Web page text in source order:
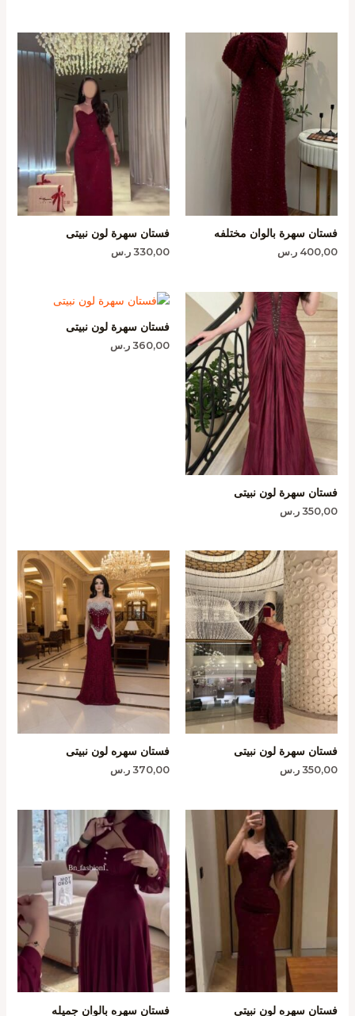
فستان سهرة بالوان مختلفه
400,00 ر.س
فستان سهرة لون نبيتى
330,00 ر.س
فستان سهرة لون نبيتى
350,00 ر.س
فستان سهرة لون نبيتى
360,00 ر.س
فستان سهرة لون نبيتى
350,00 ر.س
فستان سهره لون نبيتى
370,00 ر.س
فستان سهره لون نبيتى فستان سهره بالوان جميله